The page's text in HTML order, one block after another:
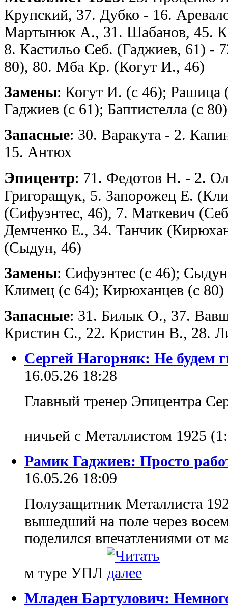
Крупский, 37. Дубко - 16.
Мартынюк А., 31. Шабанов, 45.
8. Кастильо Себ. (Гаджиев, 61) -
80), 80. Мба Кр. (Когут И., 46)
Замены: Когут И. (с 46); Рашица
Гаджиев (с 61); Баптистелла (с 80)
Запасные: 30. Варакута - 2.
15. Антюх
Эпицентр: 71. Федотов Н. - 2.
Григоращук, 5. Запорожец Е.
(Сифуэнтес, 46), 7. Маткевич
Демченко Е., 34. Танчик
(Сыдун, 46)
Замены: Сифуэнтес (с 46);
Климец (с 64); Кирюханцев (с 80)
Запасные: 31. Билык О., 37.
Кристин С., 22. Кристин В., 28.
Сергей Нагорняк: Не будем
16.05.26 18:28
Главный тренер Эпицентра
ничьей с Металлистом 1925
Рамик Гаджиев: Просто
16.05.26 18:09
Полузащитник Металлиста
вышедший на поле через
поделился впечатлениями от
м туре УПЛ
Младен Бартулович: